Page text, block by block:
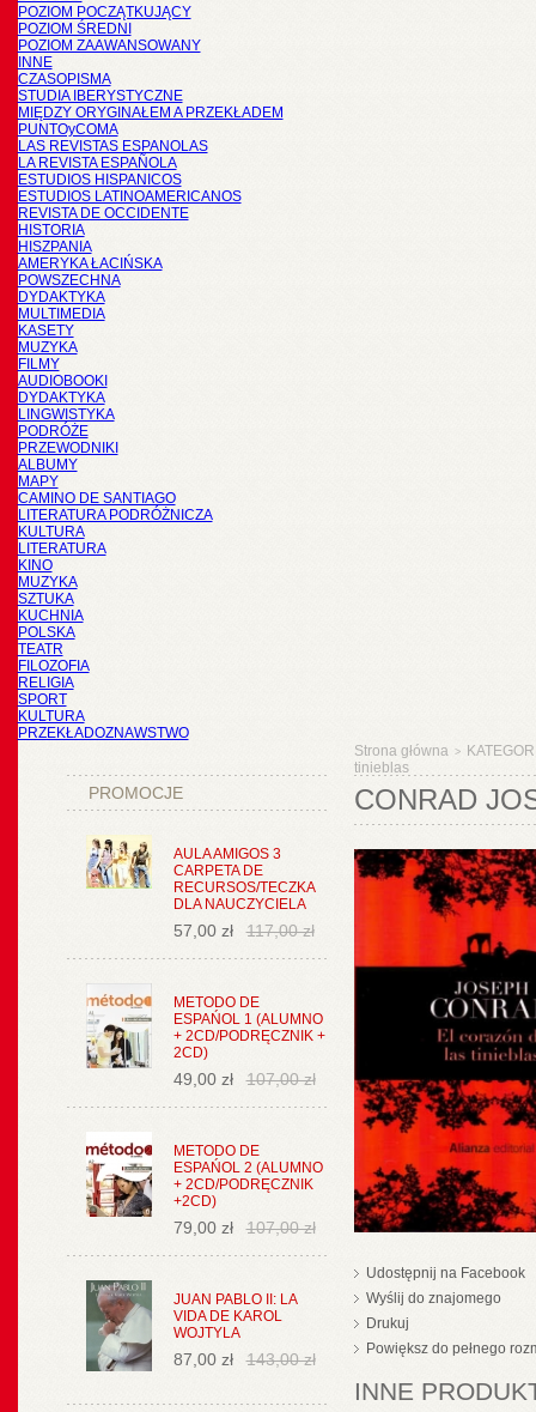
POZIOM POCZĄTKUJĄCY
POZIOM ŚREDNI
POZIOM ZAAWANSOWANY
INNE
CZASOPISMA
STUDIA IBERYSTYCZNE
MIĘDZY ORYGINAŁEM A PRZEKŁADEM
PUNTOyCOMA
LAS REVISTAS ESPANOLAS
LA REVISTA ESPAÑOLA
ESTUDIOS HISPANICOS
ESTUDIOS LATINOAMERICANOS
REVISTA DE OCCIDENTE
HISTORIA
HISZPANIA
AMERYKA ŁACIŃSKA
POWSZECHNA
DYDAKTYKA
MULTIMEDIA
KASETY
MUZYKA
FILMY
AUDIOBOOKI
DYDAKTYKA
LINGWISTYKA
PODRÓŻE
PRZEWODNIKI
ALBUMY
MAPY
CAMINO DE SANTIAGO
LITERATURA PODRÓŻNICZA
KULTURA
LITERATURA
KINO
MUZYKA
SZTUKA
KUCHNIA
POLSKA
TEATR
FILOZOFIA
RELIGIA
SPORT
KULTURA
PRZEKŁADOZNAWSTWO
PROMOCJE
AULA AMIGOS 3
CARPETA DE
RECURSOS/TECZKA
DLA NAUCZYCIELA
57,00 zł 117,00 zł
METODO DE
ESPAŃOL 1 (ALUMNO
+ 2CD/PODRĘCZNIK +
2CD)
49,00 zł 107,00 zł
METODO DE
ESPAŃOL 2 (ALUMNO
+ 2CD/PODRĘCZNIK
+2CD)
79,00 zł 107,00 zł
JUAN PABLO II: LA
VIDA DE KAROL
WOJTYLA
87,00 zł 143,00 zł
Strona główna >
tinieblas
CONRAD
Udostępnij na Facebook
Wyślij do znajomego
Drukuj
Powiększ do pełnego
INNE